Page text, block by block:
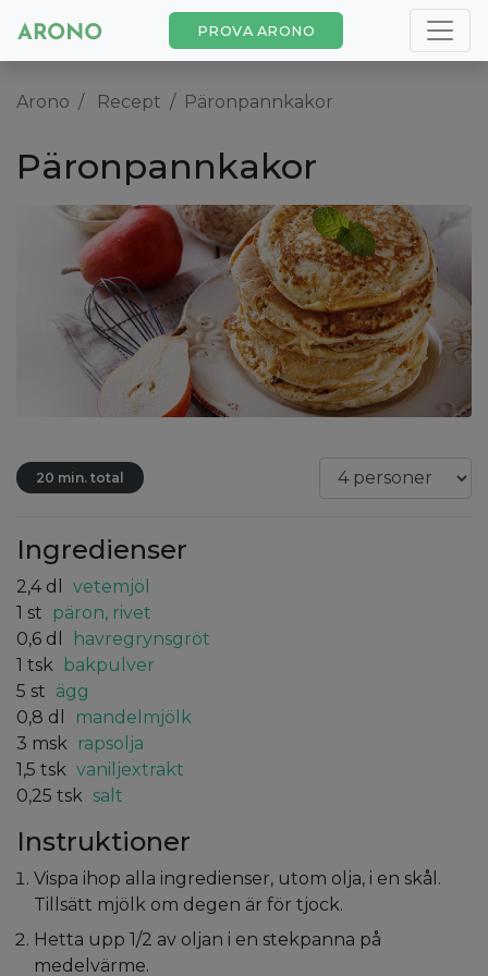
PROVA ARONO
Arono Recept Päronpannkakor
Päronpannkakor
20 min. total
Ingredienser
2,4 dl
vetemjöl
1 st päron, rivet
0,6 dl
havregrynsgröt
1 tsk
bakpulver
5 st ägg
0,8 dl
mandelmjölk
3 msk rapsolja
1,5 tsk vaniljextrakt
0,25 tsk salt
Instruktioner
Vispa ihop alla ingredienser, utom olja, i en skål.
Tillsätt mjölk om degen är för tjock.
Hetta upp 1/2 av oljan i en stekpanna på
medelvärme.